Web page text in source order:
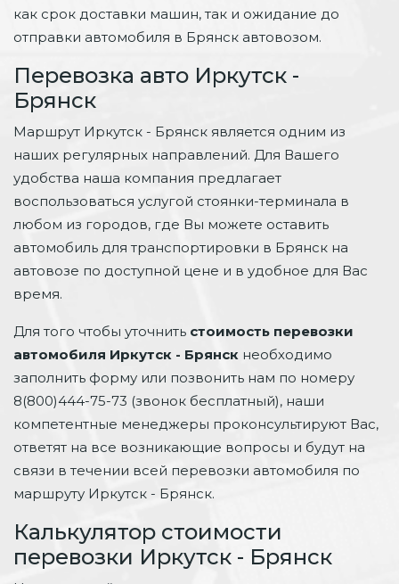
как срок доставки машин, так и ожидание до
отправки автомобиля в Брянск автовозом.
Перевозка авто Иркутск -
Брянск
Маршрут Иркутск - Брянск является одним из
наших регулярных направлений. Для Вашего
удобства наша компания предлагает
воспользоваться услугой стоянки-терминала в
любом из городов, где Вы можете оставить
автомобиль для транспортировки в Брянск на
автовозе по доступной цене и в удобное для Вас
время.
Для того чтобы уточнить стоимость перевозки
автомобиля Иркутск - Брянск необходимо
заполнить форму или позвонить нам по номеру
8(800)444-75-73 (звонок бесплатный), наши
компетентные менеджеры проконсультируют Вас,
ответят на все возникающие вопросы и будут на
связи в течении всей перевозки автомобиля по
маршруту Иркутск - Брянск.
Калькулятор стоимости
перевозки Иркутск - Брянск